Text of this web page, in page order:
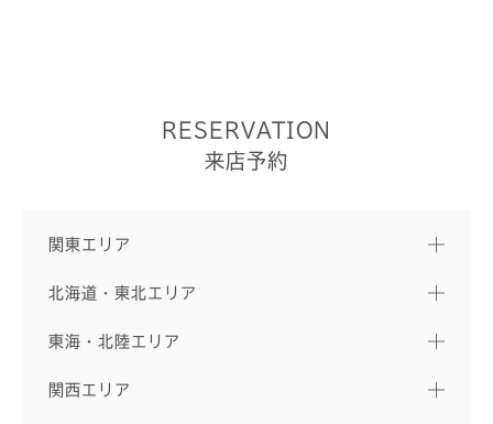
RESERVATION
来店予約
関東エリア
北海道・東北エリア
東海・北陸エリア
関西エリア